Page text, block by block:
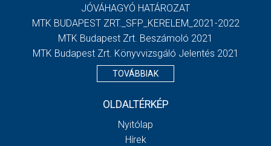
JÓVÁHAGYÓ HATÁROZAT
MTK BUDAPEST ZRT._SFP_KERELEM_2021-2022
MTK Budapest Zrt. Beszámoló 2021
MTK Budapest Zrt. Könyvvizsgáló Jelentés 2021
TOVÁBBIAK
OLDALTÉRKÉP
Nyitólap
Hírek